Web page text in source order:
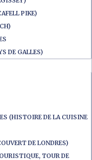
PIKE)
DE GALLES)
(HISTOIRE DE LA CUISINE
DE LONDRES)
TOUR DE